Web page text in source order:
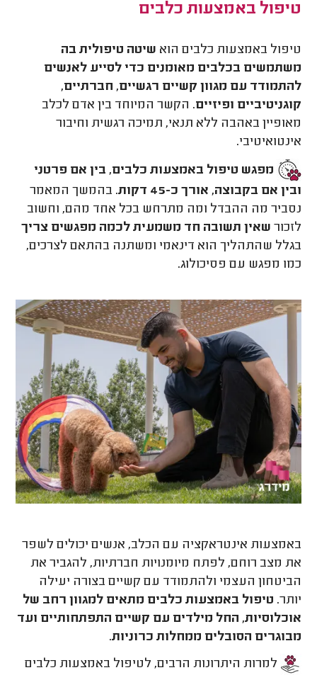
טיפול באמצעות כלבים
טיפול באמצעות כלבים הוא שיטה טיפולית בה
משתמשים בכלבים מאומנים כדי לסייע לאנשים
להתמודד עם מגוון קשיים רגשיים, חברתיים,
קוגניטיביים ופיזיים. הקשר המיוחד בין אדם לכלב
מאופיין באהבה ללא תנאי, תמיכה רגשית וחיבור
אינטואיטיבי.
מפגש טיפול באמצעות כלבים, בין אם פרטני
ובין אם בקבוצה, אורך כ-45 דקות
. בהמשך המאמר
נסביר מה ההבדל ומה מתרחש בכל אחד מהם, וחשוב
לזכור שאין תשובה חד משמעית לכמה מפגשים צריך
בגלל שהתהליך הוא דינאמי ומשתנה בהתאם לצרכים,
כמו מפגש עם פסיכולוג.
באמצעות אינטראקציה עם הכלב, אנשים יכולים לשפר
את מצב רוחם, לפתח מיומנויות חברתיות, להגביר את
הביטחון העצמי ולהתמודד עם קשיים בצורה יעילה
יותר. טיפול באמצעות כלבים מתאים למגוון רחב של
אוכלוסיות, החל מילדים עם קשיים התפתחותיים ועד
מבוגרים הסובלים ממחלות כרוניות.
למרות היתרונות הרבים, לטיפול באמצעות כלבים